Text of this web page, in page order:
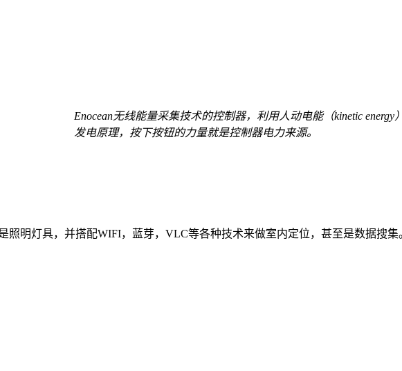
Enocean无线能量采集技术的控制器，利用人动电能（kinetic energy
发电原理，按下按钮的力量就是控制器电力来源。
照明灯具，并搭配WIFI，蓝芽，VLC等各种技术来做室内定位，甚至是数据搜集